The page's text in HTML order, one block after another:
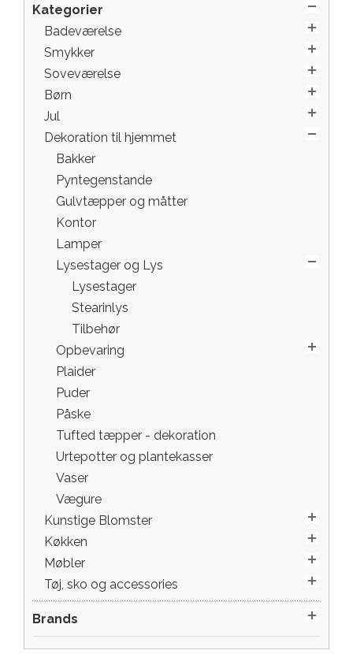
Kategorier
Badeværelse
Smykker
Soveværelse
Børn
Jul
Dekoration til hjemmet
Bakker
Pyntegenstande
Gulvtæpper og måtter
Kontor
Lamper
Lysestager og Lys
Lysestager
Stearinlys
Tilbehør
Opbevaring
Plaider
Puder
Påske
Tufted tæpper - dekoration
Urtepotter og plantekasser
Vaser
Vægure
Kunstige Blomster
Køkken
Møbler
Tøj, sko og accessories
Brands